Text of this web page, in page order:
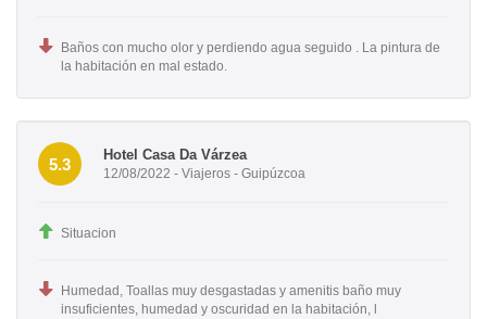
Baños con mucho olor y perdiendo agua seguido . La pintura de
la habitación en mal estado.
5.3
Hotel Casa Da Várzea
12/08/2022 - Viajeros - Guipúzcoa
Situacion
Humedad, Toallas muy desgastadas y amenitis baño muy
insuficientes, humedad y oscuridad en la habitación, l